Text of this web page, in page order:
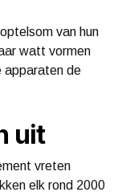
van hun
watt vormen
apparaten de
uit
vreten
elk rond 2000